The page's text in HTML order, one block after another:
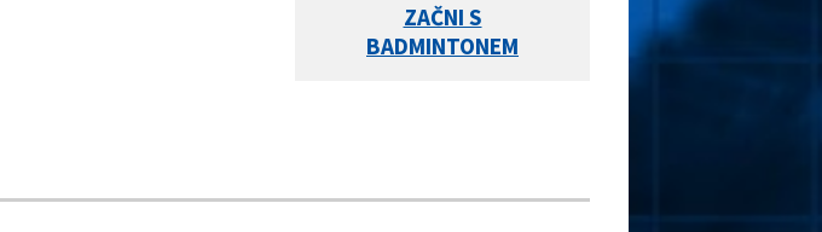
ZAČNI S
BADMINTONEM